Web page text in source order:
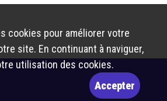
cookies pour améliorer votre
site. En continuant à naviguer,
utilisation des cookies.
Accepter